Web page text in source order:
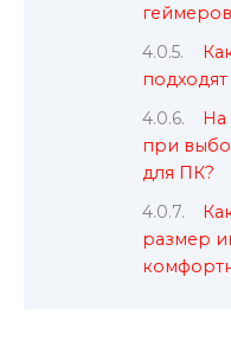
подходят
На
при
для ПК?
размер